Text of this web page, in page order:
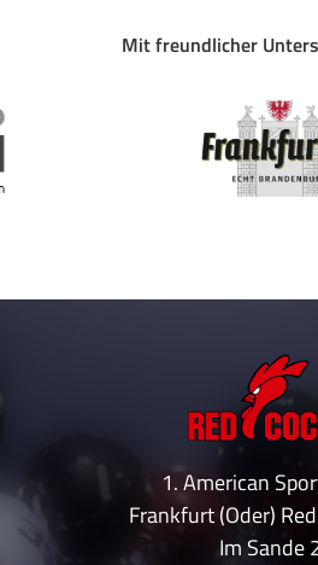
Mit freundlicher
1. American
Frankfurt (Oder)
Im Sande